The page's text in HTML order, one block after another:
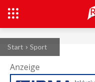
Start Sport
Anzeige